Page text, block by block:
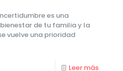
es una
de tu familia y la
vuelve una prioridad
Leer más